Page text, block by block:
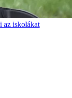
az iskolákat